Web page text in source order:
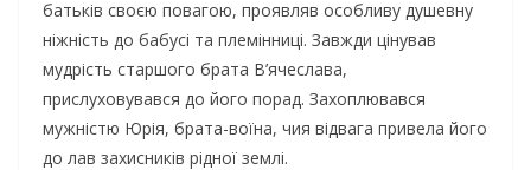
батьків своєю повагою, проявляв особливу душевну
ніжність до бабусі та племінниці. Завжди цінував
мудрість старшого брата В’ячеслава,
прислуховувався до його порад. Захоплювався
мужністю Юрія, брата-воїна, чия відвага привела його
до лав захисників рідної землі.